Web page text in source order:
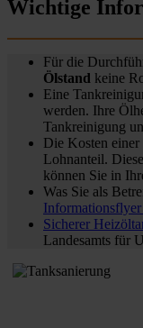
Wichtige
Für die
Ölstand keine
Eine
werden. Ihre
Tankreinigung
Die Kosten
Lohnanteil.
können Sie in
Was Sie als
Sicherer
Landesamts für